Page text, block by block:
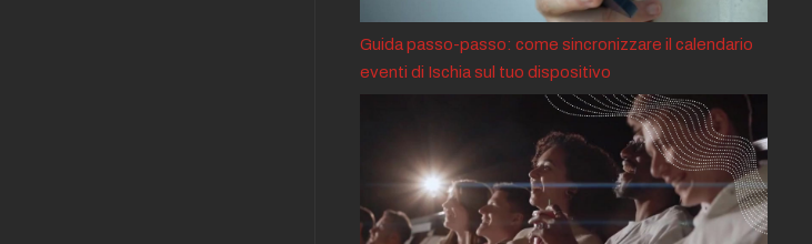
Guida passo-passo: come sincronizzare il calendario
eventi di Ischia sul tuo dispositivo